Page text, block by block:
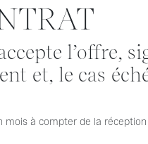
l’offre,
et, le cas
mois à compter de la